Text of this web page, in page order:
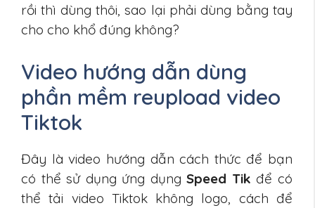
rồi thì dùng thôi, sao lại phải dùng bằng tay
cho cho khổ đúng không?
Video hướng dẫn dùng
phần mềm reupload video
Tiktok
Đây là video hướng dẫn cách thức để bạn
có thể sử dụng ứng dụngSpeed Tik để có
thể tải video Tiktok không logo, cách để